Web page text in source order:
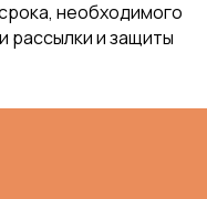
необходимого
рассылки и защиты